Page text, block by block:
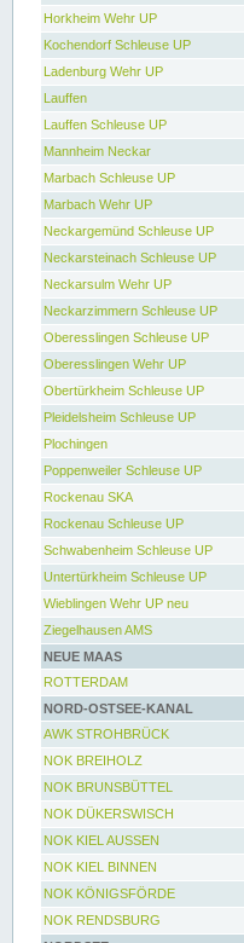
Horkheim Wehr UP
Kochendorf Schleuse UP
Ladenburg Wehr UP
Lauffen
Lauffen Schleuse UP
Mannheim Neckar
Marbach Schleuse UP
Marbach Wehr UP
Neckargemünd Schleuse UP
Neckarsteinach Schleuse UP
Neckarsulm Wehr UP
Neckarzimmern Schleuse UP
Oberesslingen Schleuse UP
Oberesslingen Wehr UP
Obertürkheim Schleuse UP
Pleidelsheim Schleuse UP
Plochingen
Poppenweiler Schleuse UP
Rockenau SKA
Rockenau Schleuse UP
Schwabenheim Schleuse UP
Untertürkheim Schleuse UP
Wieblingen Wehr UP neu
Ziegelhausen AMS
NEUE MAAS
ROTTERDAM
NORD-OSTSEE-KANAL
AWK STROHBRÜCK
NOK BREIHOLZ
NOK BRUNSBÜTTEL
NOK DÜKERSWISCH
NOK KIEL AUSSEN
NOK KIEL BINNEN
NOK KÖNIGSFÖRDE
NOK RENDSBURG